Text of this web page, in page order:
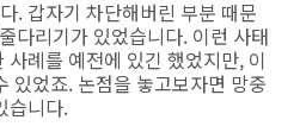
. 갑자기 차단해버린 부분 때문
다리기가 있었습니다. 이런 사태
례를 예전에 있긴 했었지만, 이
있었죠. 논점을 놓고보자면 망중
습니다.